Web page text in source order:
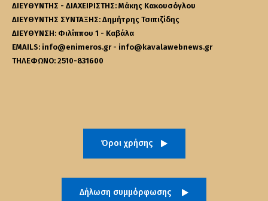
ΔΙΕΥΘΥΝΤΗΣ - ΔΙΑΧΕΙΡΙΣΤΗΣ: Μάκης Κακουσόγλου
ΔΙΕΥΘΥΝΤΗΣ ΣΥΝΤΑΞΗΣ: Δημήτρης Τσιπιζίδης
ΔΙΕΥΘΥΝΣΗ: Φιλίππου 1 - Καβάλα
EMAILS: info@enimeros.gr - info@kavalawebnews.gr
ΤΗΛΕΦΩΝΟ: 2510-831600
Όροι χρήσης
Δήλωση συμμόρφωσης